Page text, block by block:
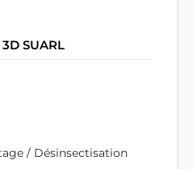
SUARL
/ Désinsectisation